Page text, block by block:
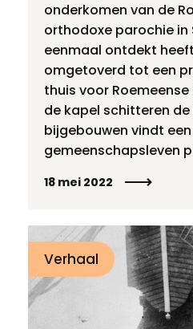
onderkomen van de
orthodoxe parochie in
eenmaal ontdekt
omgetoverd tot een
thuis voor Roemeense
de kapel schitteren
bijgebouwen vindt
gemeenschapsleven
18 mei 2022
Verhaal